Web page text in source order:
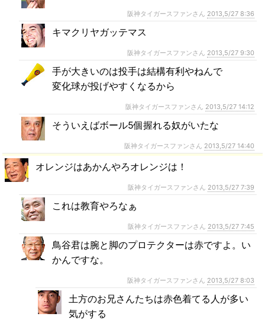
阪神タイガースファンさん 2013,5/27 8:36
キマクリヤガッテマス
阪神タイガースファンさん 2013,5/27 9:30
手が大きいのは投手は結構有利やねんで
変化球が投げやすくなるから
阪神タイガースファンさん 2013,5/27 14:12
そういえばボール5個握れる奴がいたな
阪神タイガースファンさん 2013,5/27 14:40
オレンジはあかんやろオレンジは！
阪神タイガースファンさん 2013,5/27 7:39
これは教育やろなぁ
阪神タイガースファンさん 2013,5/27 7:45
鳥谷君は腕と脚のプロテクターは赤ですよ。い
かんですな。
阪神タイガースファンさん 2013,5/27 8:03
土方のお兄さんたちは赤色着てる人が多い
気がする